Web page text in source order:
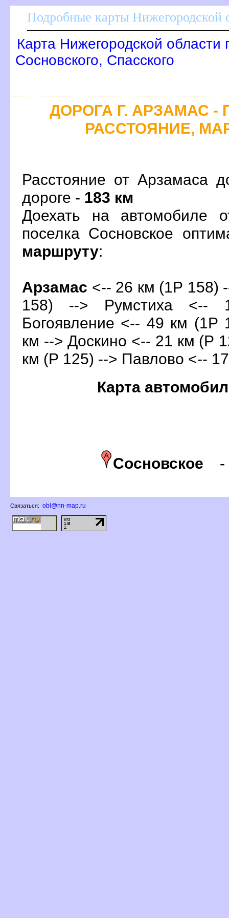
Подробные карты Нижегородской
Карта Нижегородской области
Сосновского, Спасского
ДОРОГА Г. АРЗАМАС -
РАССТОЯНИЕ,
Расстояние от Арзамаса
дороге - 183 км
Доехать на автомобиле
поселка Сосновское
маршруту:
Арзамас <-- 26 км (1Р 158)
158) --> Румстиха
Богоявление <-- 49 км (1Р
км --> Доскино <-- 21 км (Р
км (Р 125) --> Павлово <--
Карта
Сосновское
Связаться: obl@nn-map.ru